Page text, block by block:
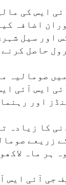
ایس کی
اضافہ
اور سیل
حاصل
صومالیہ
ایس آئی
اور
کا زیادہ
زریعے
ہر ماہ
جی آئی ایس